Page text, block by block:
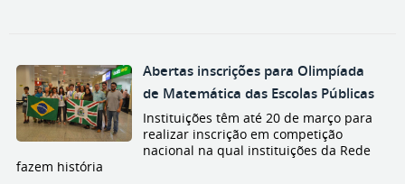
Abertas inscrições para Olimpíada
de Matemática das Escolas Públicas
Instituições têm até 20 de março para
realizar inscrição em competição
nacional na qual instituições da Rede
fazem história